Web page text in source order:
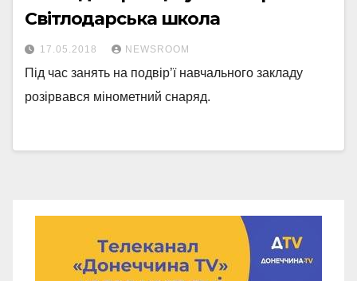
Світлодарська школа
17.05.2018 NEWSROOM
Під час занять на подвір’ї навчального закладу
розірвався мінометний снаряд.